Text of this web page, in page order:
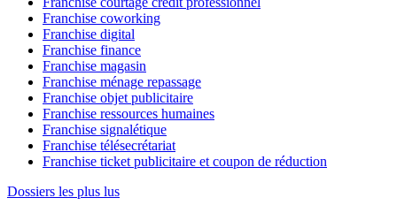
Franchise coworking
Franchise digital
Franchise finance
Franchise magasin
Franchise ménage repassage
Franchise objet publicitaire
Franchise ressources humaines
Franchise signalétique
Franchise télésecrétariat
Franchise ticket publicitaire et coupon de réduction
Dossiers les plus lus